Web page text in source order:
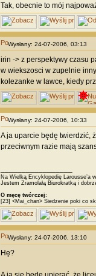
Tak, obecnie to mój
Wysłany: 24-07-2006, 03:13
irin -> z perspektywy czasu
w wiekszosci w zupelnie
kolezanke w lawce, kiedy
Wysłany: 24-07-2006, 10:33
A ja uparcie będę twierdzić,
przeciwnym razie mają
Na Wielką Encyklopedię Larousse’a
Jestem Zramolałą Biurokratką i
O męcę twórczej:
[23] <Mai_chan> Siedzenie poki co
Wysłany: 24-07-2006, 13:10
Hę?